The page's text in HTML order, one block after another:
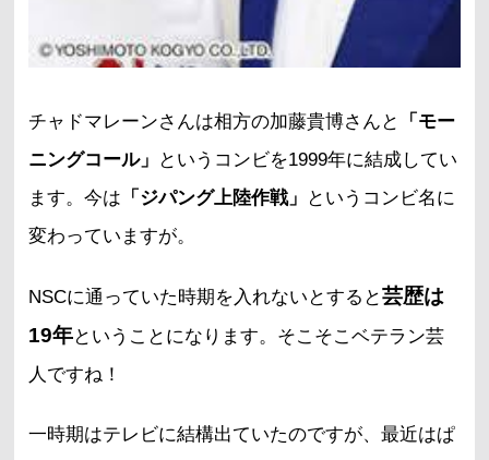
チャドマレーンさんは相方の加藤貴博さんと
「モー
ニングコール」
というコンビを1999年に結成してい
ます。今は 「ジパング上陸作戦」
というコンビ名に
変わっていますが。
NSCに通っていた時期を入れないとすると芸歴は
19年ということになります。そこそこベテラン芸
人ですね！
一時期はテレビに結構出ていたのですが、最近はぱ